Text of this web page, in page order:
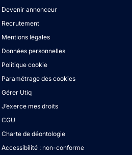
Devenir annonceur
Recrutement
Mentions légales
Données personnelles
Politique cookie
Paramétrage des cookies
Gérer Utiq
J’exerce mes droits
CGU
Charte de déontologie
Accessibilité : non-conforme